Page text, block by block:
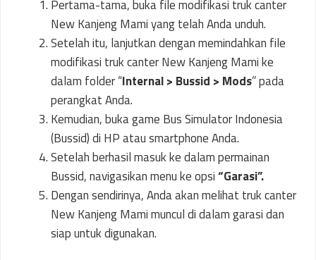
Pertama-tama, buka file modifikasi truk canter
New Kanjeng Mami yang telah Anda unduh.
Setelah itu, lanjutkan dengan memindahkan file
modifikasi truk canter New Kanjeng Mami ke
dalam folder “Internal > Bussid > Mods” pada
perangkat Anda.
Kemudian, buka game Bus Simulator Indonesia
(Bussid) di HP atau smartphone Anda.
Setelah berhasil masuk ke dalam permainan
Bussid, navigasikan menu ke opsi“Garasi”.
Dengan sendirinya, Anda akan melihat truk canter
New Kanjeng Mami muncul di dalam garasi dan
siap untuk digunakan.